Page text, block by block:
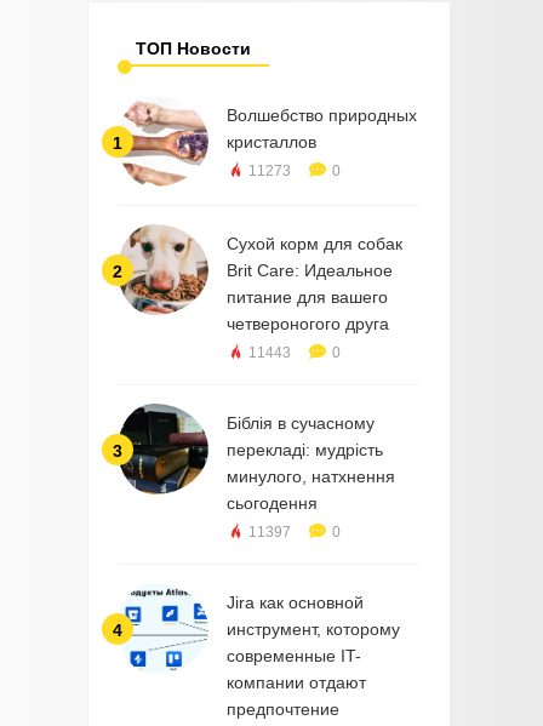
ТОП Новости
1
Волшебство природных
кристаллов
11273 0
2
Сухой корм для собак
Brit Care: Идеальное
питание для вашего
четвероногого друга
11443 0
3
Біблія в сучасному
перекладі: мудрість
минулого, натхнення
сьогодення
11397 0
4
Jira как основной
инструмент, которому
современные IT-
компании отдают
предпочтение